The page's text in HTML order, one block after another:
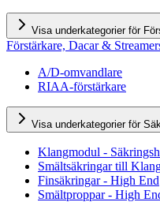
Visa underkategorier för
Förstärkare, Dacar &
A/D-omvandlare
RIAA-förstärkare
Visa underkategorier för
Klangmodul -
Smältsäkringar till
Finsäkringar - High End
Smältproppar - High